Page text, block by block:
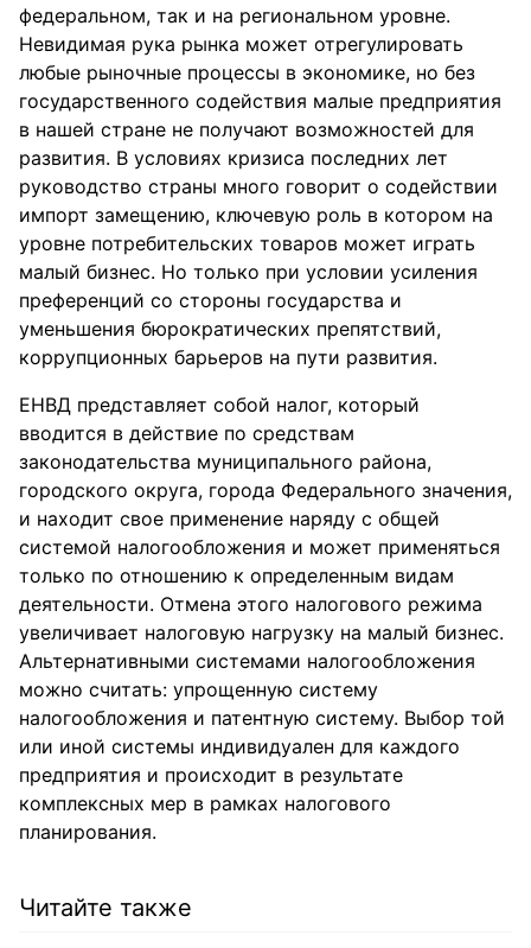
федеральном, так и на региональном уровне.
Невидимая рука рынка может отрегулировать
любые рыночные процессы в экономике, но без
государственного содействия малые предприятия
в нашей стране не получают возможностей для
развития. В условиях кризиса последних лет
руководство страны много говорит о содействии
импорт замещению, ключевую роль в котором на
уровне потребительских товаров может играть
малый бизнес. Но только при условии усиления
преференций со стороны государства и
уменьшения бюрократических препятствий,
коррупционных барьеров на пути развития.
ЕНВД представляет собой налог, который
вводится в действие по средствам
законодательства муниципального района,
городского округа, города Федерального значения,
и находит свое применение наряду с общей
системой налогообложения и может применяться
только по отношению к определенным видам
деятельности. Отмена этого налогового режима
увеличивает налоговую нагрузку на малый бизнес.
Альтернативными системами налогообложения
можно считать: упрощенную систему
налогообложения и патентную систему. Выбор той
или иной системы индивидуален для каждого
предприятия и происходит в результате
комплексных мер в рамках налогового
планирования.
Читайте также